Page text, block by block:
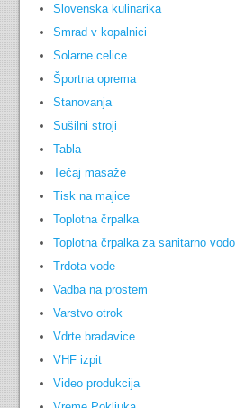
Slovenska kulinarika
Smrad v kopalnici
Solarne celice
Športna oprema
Stanovanja
Sušilni stroji
Tabla
Tečaj masaže
Tisk na majice
Toplotna črpalka
Toplotna črpalka za sanitarno vodo
Trdota vode
Vadba na prostem
Varstvo otrok
Vdrte bradavice
VHF izpit
Video produkcija